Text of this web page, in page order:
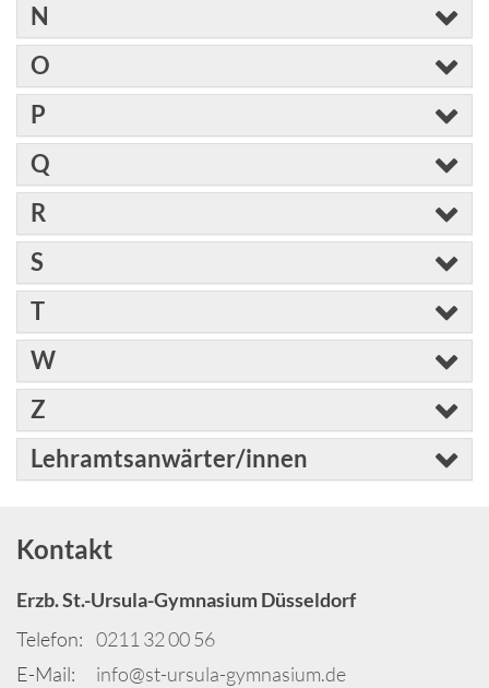
N
O
P
Q
R
S
T
W
Z
Lehramtsanwärter/innen
Kontakt
Erzb. St.-Ursula-Gymnasium Düsseldorf
Telefon: 0211 32 00 56
E-Mail:
info@st-ursula-gymnasium.de